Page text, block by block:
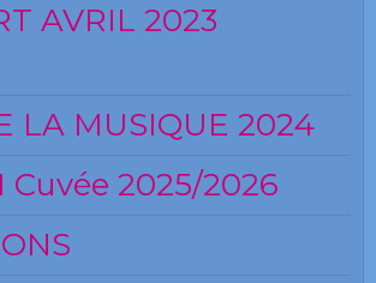
AVRIL 2023
LA MUSIQUE 2024
Cuvée 2025/2026